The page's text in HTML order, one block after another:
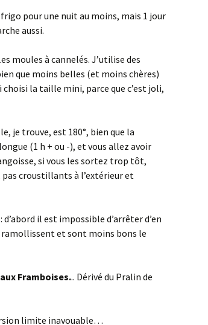
pour une nuit au moins, mais 1 jour
aussi.
moules à cannelés. J’utilise des
que moins belles (et moins chères)
choisi la taille mini, parce que c’est joli,
je trouve, est 180°, bien que la
(1 h + ou -), et vous allez avoir
si vous les sortez trop tôt,
croustillants à l’extérieur et
il est impossible d’arrêter d’en
et sont moins bons le
Framboises... Dérivé du Pralin de
limite inavouable…